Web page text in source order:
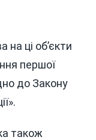
на ці об’єкти
першої
до Закону
також